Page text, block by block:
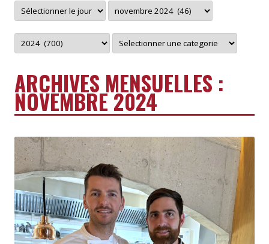
ARCHIVES MENSUELLES :
NOVEMBRE 2024